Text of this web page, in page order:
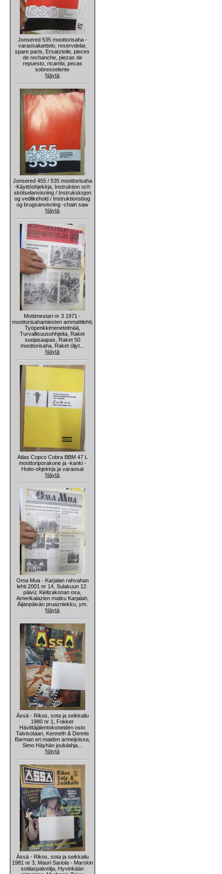
Jonsered 535 moottorisaha -
varaosaluettelo, reservdelar,
spare parts, Ersatzteile, pieces
de rechanche, piezas de
repuesto, ricambi, pecas
sobresselente
Näytä
Jonsered 455 / 535 moottorisaha
-Käyttöohjekirja, Instruktion och
skötselanvisning / Instruksksjon
og vedlikehold / Instruktionsbog
og brugsanvisning -chain saw
Näytä
Mottimestari nr 3 1971 -
moottorisahamiesten ammattilehti,
Työpenkkimenetelmää,
Turvallisuusohhjeita, Raket
suojasaapas, Raket 50
moottorisaha, Raket öljyt...
Näytä
Atlas Copco Cobra BBM 47 L
moottoriporakone ja -kanki -
Hoito-ohjekirja ja varaosat
Näytä
Oma Mua - Karjalan rahvahan
lehti 2001 nr 14, Sulakuun 12.
päivü; Kielizakonan osa,
Amerikalazien matku Karjalah,
Äijänpäivän pruazniekku, ym.
Näytä
Ässä - Rikos, sota ja seikkailu
1980 nr 1, Fokker
Hävittäjälentokoneiden osto
Talvisotaan, Kenneth & Dennis
Barman eri maiden armeijoissa,
Simo Häyhän joululahja...
Näytä
Ässä - Rikos, sota ja seikkailu
1981 nr 3, Mauri Sariola - Marskin
sotilaspalvelija, Hyvinkään